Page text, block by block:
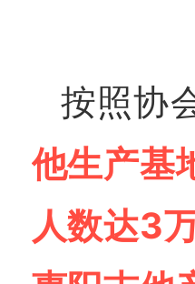
按照协
他生产基
人数达3